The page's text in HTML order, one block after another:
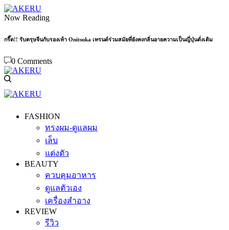
Now Reading
กรี๊ด!! รับตรุษจีนกับรองเท้า Onitsuka เทรนด์ร่วมสมัยที่ยังคงกลิ่นอายความเป็นญี่ปุ่นดั่งเดิม
0 Comments
FASHION
ทรงผม-ดูแลผม
เล็บ
แต่งตัว
BEAUTY
ควบคุมอาหาร
ดูแลตัวเอง
เครื่องสำอาง
REVIEW
รีวิว